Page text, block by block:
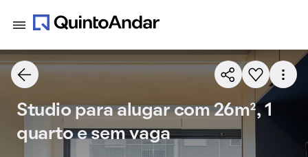
Studio para alugar com 26m², 1
quarto e sem vaga